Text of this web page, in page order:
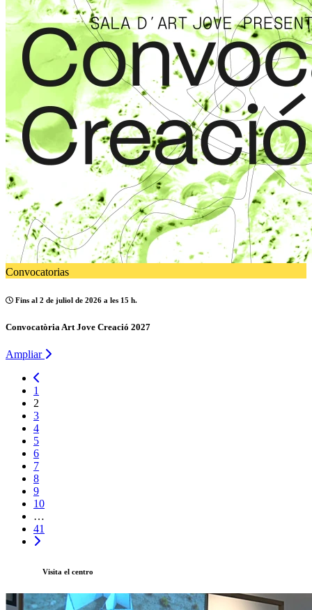
Convocatorias
Fins al 2 de juliol de 2026 a les 15 h.
Convocatòria Art Jove Creació 2027
Ampliar
1
2
3
4
5
6
7
8
9
10
…
41
Visita el centro